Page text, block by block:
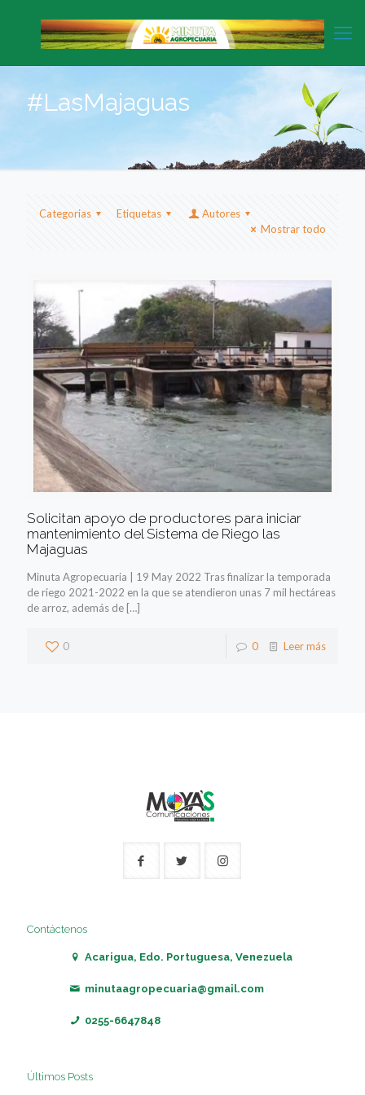
#LasMajaguas
Categorias Etiquetas
Autores
Mostrar todo
Solicitan apoyo de productores para iniciar
mantenimiento del Sistema de Riego las
Majaguas
Minuta Agropecuaria | 19 May 2022 Tras finalizar la temporada
de riego 2021-2022 en la que se atendieron unas 7 mil hectáreas
de arroz, además de […]
0 0 Leer más
Contáctenos
Acarigua, Edo. Portuguesa, Venezuela
minutaagropecuaria@gmail.com
0255-6647848
Últimos Posts